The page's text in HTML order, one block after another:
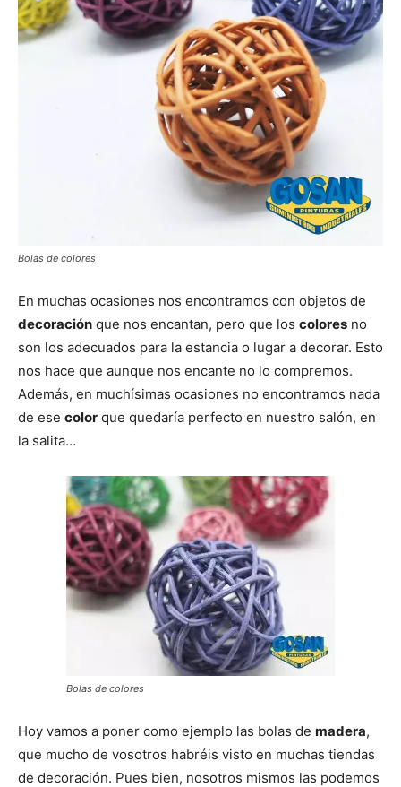
Bolas de colores
En muchas ocasiones nos encontramos con objetos de
decoración que nos encantan, pero que los colores no
son los adecuados para la estancia o lugar a decorar. Esto
nos hace que aunque nos encante no lo compremos.
Además, en muchísimas ocasiones no encontramos nada
de ese color que quedaría perfecto en nuestro salón, en
la salita…
Bolas de colores
Hoy vamos a poner como ejemplo las bolas de madera,
que mucho de vosotros habréis visto en muchas tiendas
de decoración. Pues bien, nosotros mismos las podemos